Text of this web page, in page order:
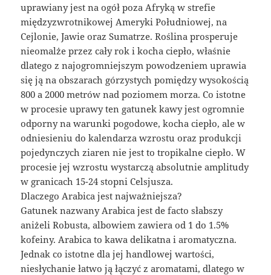
uprawiany jest na ogół poza Afryką w strefie
międzyzwrotnikowej Ameryki Południowej, na
Cejlonie, Jawie oraz Sumatrze. Roślina prosperuje
nieomalże przez cały rok i kocha ciepło, właśnie
dlatego z najogromniejszym powodzeniem uprawia
się ją na obszarach górzystych pomiędzy wysokością
800 a 2000 metrów nad poziomem morza. Co istotne
w procesie uprawy ten gatunek kawy jest ogromnie
odporny na warunki pogodowe, kocha ciepło, ale w
odniesieniu do kalendarza wzrostu oraz produkcji
pojedynczych ziaren nie jest to tropikalne ciepło. W
procesie jej wzrostu wystarczą absolutnie amplitudy
w granicach 15-24 stopni Celsjusza.
Dlaczego Arabica jest najważniejsza?
Gatunek nazwany Arabica jest de facto słabszy
aniżeli Robusta, albowiem zawiera od 1 do 1.5%
kofeiny. Arabica to kawa delikatna i aromatyczna.
Jednak co istotne dla jej handlowej wartości,
niesłychanie łatwo ją łączyć z aromatami, dlatego w